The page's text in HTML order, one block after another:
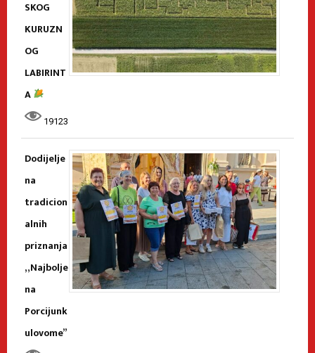
SKOG
KURUZN
OG
LABIRINT
A
19123
Dodijelje
na
tradicion
alnih
priznanja
„Najbolje
na
Porcijunk
ulovome”